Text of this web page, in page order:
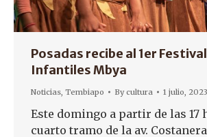
Posadas recibe al 1er
Infantiles Mbya
Noticias, Tembiapo Bycultura 1 julio, 2023
Este domingo a partir de las 17
cuarto tramo de la av.